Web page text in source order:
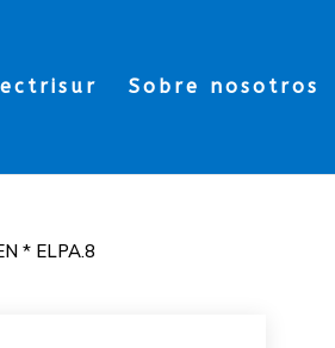
Sobre nosotros
* ELPA.8